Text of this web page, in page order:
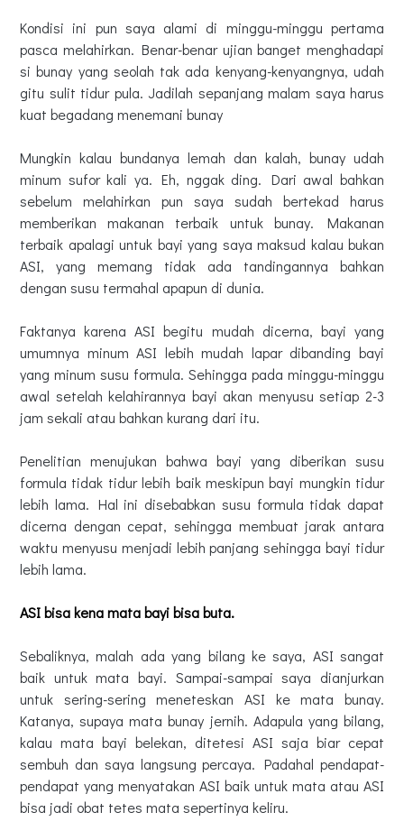
Kondisi ini pun saya alami di minggu-minggu pertama
pasca melahirkan. Benar-benar ujian banget menghadapi
si bunay yang seolah tak ada kenyang-kenyangnya, udah
gitu sulit tidur pula. Jadilah sepanjang malam saya harus
kuat begadang menemani bunay
Mungkin kalau bundanya lemah dan kalah, bunay udah
minum sufor kali ya. Eh, nggak ding. Dari awal bahkan
sebelum melahirkan pun saya sudah bertekad harus
memberikan makanan terbaik untuk bunay. Makanan
terbaik apalagi untuk bayi yang saya maksud kalau bukan
ASI, yang memang tidak ada tandingannya bahkan
dengan susu termahal apapun di dunia.
Faktanya karena ASI begitu mudah dicerna, bayi yang
umumnya minum ASI lebih mudah lapar dibanding bayi
yang minum susu formula. Sehingga pada minggu-minggu
awal setelah kelahirannya bayi akan menyusu setiap 2-3
jam sekali atau bahkan kurang dari itu.
Penelitian menujukan bahwa bayi yang diberikan susu
formula tidak tidur lebih baik meskipun bayi mungkin tidur
lebih lama. Hal ini disebabkan susu formula tidak dapat
dicerna dengan cepat, sehingga membuat jarak antara
waktu menyusu menjadi lebih panjang sehingga bayi tidur
lebih lama.
ASI bisa kena mata bayi bisa buta.
Sebaliknya, malah ada yang bilang ke saya, ASI sangat
baik untuk mata bayi. Sampai-sampai saya dianjurkan
untuk sering-sering meneteskan ASI ke mata bunay.
Katanya, supaya mata bunay jernih. Adapula yang bilang,
kalau mata bayi belekan, ditetesi ASI saja biar cepat
sembuh dan saya langsung percaya. Padahal pendapat-
pendapat yang menyatakan ASI baik untuk mata atau ASI
bisa jadi obat tetes mata sepertinya keliru.